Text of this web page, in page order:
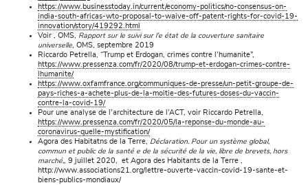
https://www.businesstoday.in/current/economy-politics/no-consensus-on-
india-south-africas-wto-proposal-to-waive-off-patent-rights-for-covid-19-
innovation/story/419292.html
Voir , OMS, Rapport sur le suivi sur l’e état de la couverture sanitaire
universelle, OMS, septembre 2019
Riccardo Petrella, “Trump et Erdogan, crimes contre l’humanite”,
https://www.pressenza.com/fr/2020/08/trump-et-erdogan-crimes-contre-
lhumanite/
https://www.oxfamfrance.org/communiques-de-presse/un-petit-groupe-de-
pays-riches-a-achete-plus-de-la-moitie-des-futures-doses-du-vaccin-
contre-la-covid-19/
Pour une analyse de l’architecture de l’ACT, voir Riccardo Petrella,
https://www.pressenza.com/fr/2020/05/la-reponse-du-monde-au-
coronavirus-quelle-mystification/
Agora des Habitatns de la Terre, Déclaration. Pour un système global,
commun et public de la santé e de la sécurité de la vie, libre de brevets, hors
marché,, 9 juillet 2020, et Agora des Habitants de la Terre ,
http://www.associations21.org/lettre-ouverte-vaccin-covid-19-sante-et-
biens-publics-mondiaux/